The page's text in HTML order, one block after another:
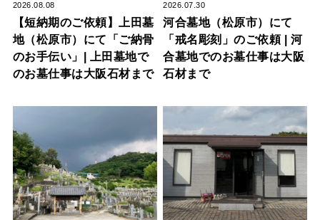
2026.08.08
【短納期のご依頼】上田墓
地（松原市）にて「ご納骨
のお手伝い」| 上田墓地で
のお墓仕事は大阪石材まで
2026.07.30
河合墓地（松原市）にて
「戒名彫刻」のご依頼 | 河
合墓地でのお墓仕事は大阪
石材まで